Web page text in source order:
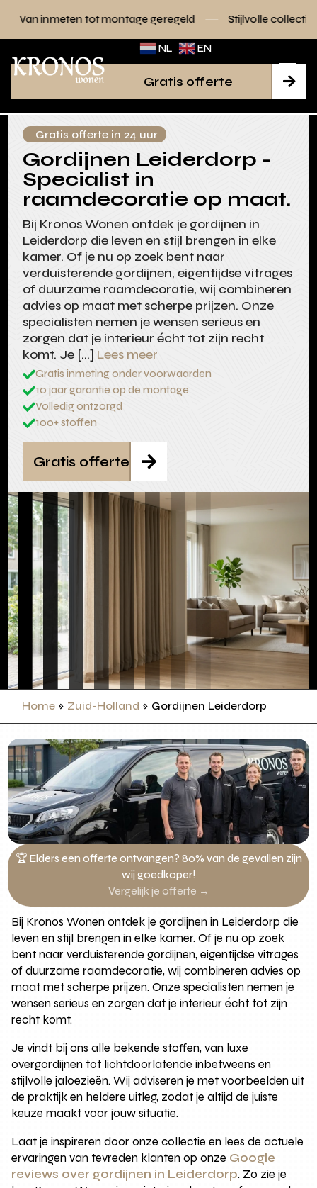
tot montage geregeld Stijlvolle collecties voor elk
NL EN

Gratis offerte
Gratis offerte in 24 uur
Gordijnen Leiderdorp -
Specialist in
raamdecoratie op maat.
Bij Kronos Wonen ontdek je gordijnen in
Leiderdorp die leven en stijl brengen in elke
kamer. Of je nu op zoek bent naar
verduisterende gordijnen, eigentijdse vitrages
of duurzame raamdecoratie, wij combineren
advies op maat met scherpe prijzen. Onze
specialisten nemen je wensen serieus en
zorgen dat je interieur écht tot zijn recht
komt. Je […] Lees meer
Gratis inmeting onder voorwaarden
10 jaar garantie op de montage
Volledig ontzorgd
100+ stoffen

Gratis offerte
Home » Zuid-Holland » Gordijnen Leiderdorp
🏆 Elders een offerte ontvangen? 80% van de gevallen zijn
wij goedkoper!
Vergelijk je offerte →
Bij Kronos Wonen ontdek je gordijnen in Leiderdorp die
leven en stijl brengen in elke kamer. Of je nu op zoek
bent naar verduisterende gordijnen, eigentijdse vitrages
of duurzame raamdecoratie, wij combineren advies op
maat met scherpe prijzen. Onze specialisten nemen je
wensen serieus en zorgen dat je interieur écht tot zijn
recht komt.
Je vindt bij ons alle bekende stoffen, van luxe
overgordijnen tot lichtdoorlatende inbetweens en
stijlvolle jaloezieën. Wij adviseren je met voorbeelden uit
de praktijk en heldere uitleg, zodat je altijd de juiste
keuze maakt voor jouw situatie.
Laat je inspireren door onze collectie en lees de actuele
ervaringen van tevreden klanten op onze Google
reviews over gordijnen in Leiderdorp. Zo zie je